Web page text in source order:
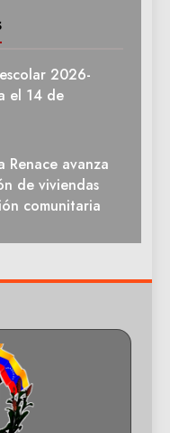
2026-
el 14 de
Renace avanza
de viviendas
comunitaria